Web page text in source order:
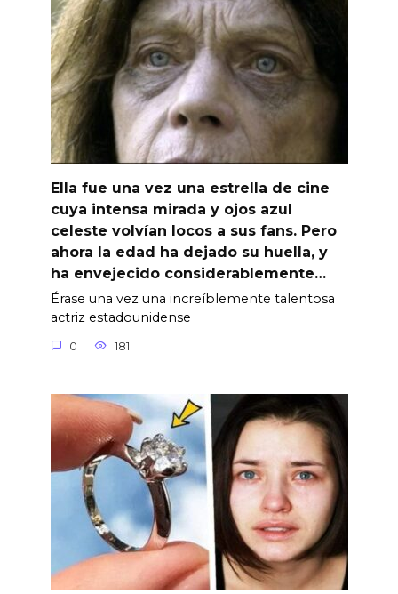
Ella fue una vez una estrella de cine
cuya intensa mirada y ojos azul
celeste volvían locos a sus fans. Pero
ahora la edad ha dejado su huella, y
ha envejecido considerablemente…
Érase una vez una increíblemente talentosa
actriz estadounidense
0 181